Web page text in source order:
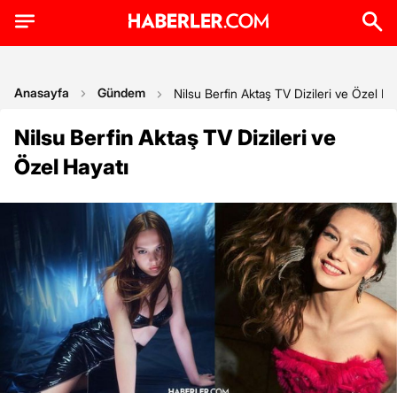
Anasayfa Gündem Nilsu Berfin Aktaş TV Dizileri ve Özel
Nilsu Berfin Aktaş TV Dizileri ve
Özel Hayatı